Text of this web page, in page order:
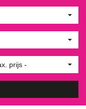
prijs -